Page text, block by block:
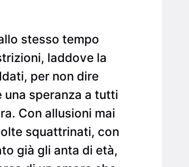
stesso tempo
laddove la
per non dire
speranza a tutti
Con allusioni mai
squattrinati, con
già gli anta di età,